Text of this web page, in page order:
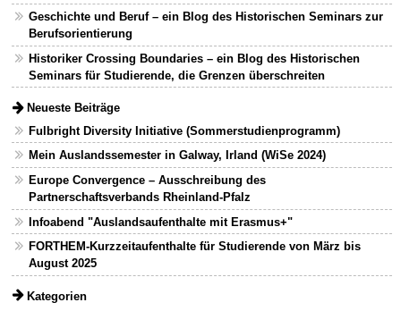
Geschichte und Beruf – ein Blog des Historischen Seminars zur
Berufsorientierung
Historiker Crossing Boundaries – ein Blog des Historischen
Seminars für Studierende, die Grenzen überschreiten
Neueste Beiträge
Fulbright Diversity Initiative (Sommerstudienprogramm)
Mein Auslandssemester in Galway, Irland (WiSe 2024)
Europe Convergence – Ausschreibung des
Partnerschaftsverbands Rheinland-Pfalz
Infoabend "Auslandsaufenthalte mit Erasmus+"
FORTHEM-Kurzzeitaufenthalte für Studierende von März bis
August 2025
Kategorien